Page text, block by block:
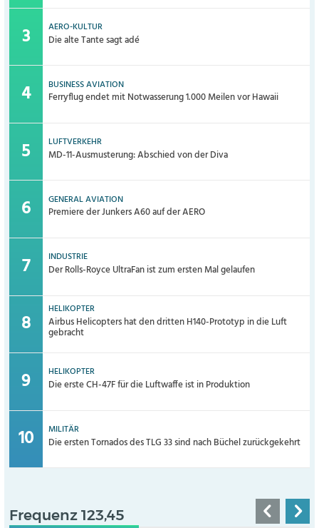
AERO-KULTUR
Die alte Tante sagt adé
BUSINESS AVIATION
Ferryflug endet mit Notwasserung 1.000 Meilen vor Hawaii
LUFTVERKEHR
MD-11-Ausmusterung: Abschied von der Diva
GENERAL AVIATION
Premiere der Junkers A60 auf der AERO
INDUSTRIE
Der Rolls-Royce UltraFan ist zum ersten Mal gelaufen
HELIKOPTER
Airbus Helicopters hat den dritten H140-Prototyp in die Luft
gebracht
HELIKOPTER
Die erste CH-47F für die Luftwaffe ist in Produktion
MILITÄR
Die ersten Tornados des TLG 33 sind nach Büchel zurückgekehrt
Frequenz 123,45